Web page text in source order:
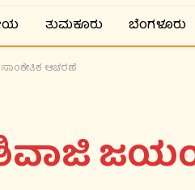
ತುಮಕೂರು ಬೆಂಗಳೂರು
ಆಚರಣೆ